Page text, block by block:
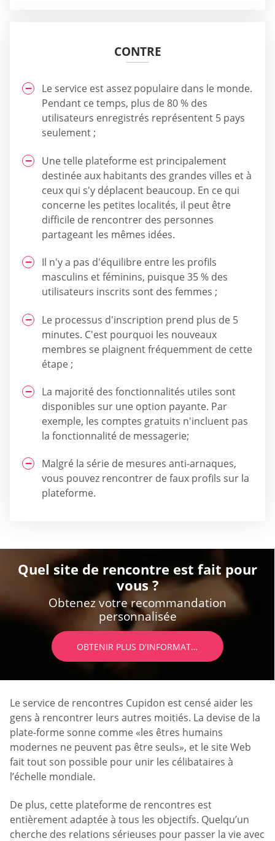
CONTRE
Le service est assez populaire dans le monde.
Pendant ce temps, plus de 80 % des
utilisateurs enregistrés représentent 5 pays
seulement ;
Une telle plateforme est principalement
destinée aux habitants des grandes villes et à
ceux qui s'y déplacent beaucoup. En ce qui
concerne les petites localités, il peut être
difficile de rencontrer des personnes
partageant les mêmes idées.
Il n'y a pas d'équilibre entre les profils
masculins et féminins, puisque 35 % des
utilisateurs inscrits sont des femmes ;
Le processus d'inscription prend plus de 5
minutes. C'est pourquoi les nouveaux
membres se plaignent fréquemment de cette
étape ;
La majorité des fonctionnalités utiles sont
disponibles sur une option payante. Par
exemple, les comptes gratuits n'incluent pas
la fonctionnalité de messagerie;
Malgré la série de mesures anti-arnaques,
vous pouvez rencontrer de faux profils sur la
plateforme.
Quel site de rencontre est fait pour
vous ?
Obtenez votre recommandation
personnalisée
OBTENIR PLUS D'INFORMATIONS
Le service de rencontres Cupidon est censé aider les
gens à rencontrer leurs autres moitiés. La devise de la
plate-forme sonne comme «les êtres humains
modernes ne peuvent pas être seuls», et le site Web
fait tout son possible pour unir les célibataires à
l’échelle mondiale.
De plus, cette plateforme de rencontres est
entièrement adaptée à tous les objectifs. Quelqu’un
cherche des relations sérieuses pour passer la vie avec